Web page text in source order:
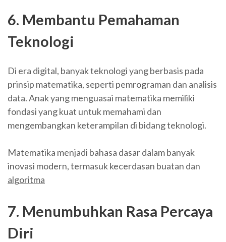
6. Membantu Pemahaman
Teknologi
Di era digital, banyak teknologi yang berbasis pada
prinsip matematika, seperti pemrograman dan analisis
data. Anak yang menguasai matematika memiliki
fondasi yang kuat untuk memahami dan
mengembangkan keterampilan di bidang teknologi.
Matematika menjadi bahasa dasar dalam banyak
inovasi modern, termasuk kecerdasan buatan dan
algoritma
7. Menumbuhkan Rasa Percaya
Diri